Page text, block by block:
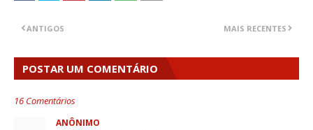
MAIS RECENTES
ANTIGOS
POSTAR UM COMENTÁRIO
16 Comentários
ANÔNIMO